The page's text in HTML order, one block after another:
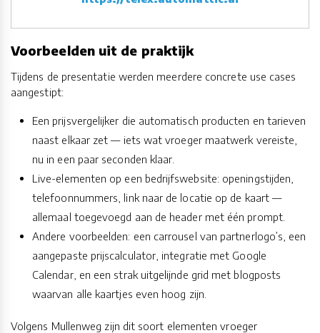
Voorbeelden uit de praktijk
Tijdens de presentatie werden meerdere concrete use cases
aangestipt:
Een prijsvergelijker die automatisch producten en tarieven
naast elkaar zet — iets wat vroeger maatwerk vereiste,
nu in een paar seconden klaar.
Live-elementen op een bedrijfswebsite: openingstijden,
telefoonnummers, link naar de locatie op de kaart —
allemaal toegevoegd aan de header met één prompt.
Andere voorbeelden: een carrousel van partnerlogo’s, een
aangepaste prijscalculator, integratie met Google
Calendar, en een strak uitgelijnde grid met blogposts
waarvan alle kaartjes even hoog zijn.
Volgens Mullenweg zijn dit soort elementen vroeger